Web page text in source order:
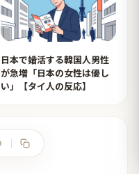
日本で婚活する韓国人男性
が急増「日本の女性は優し
い」【タイ人の反応】